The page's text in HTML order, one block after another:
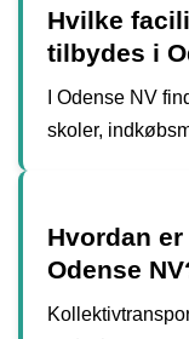
Hvilke
tilbydes i
I Odense NV
skoler,
Hvordan
Odense